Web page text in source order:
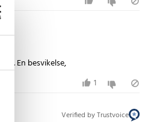
En besvikelse,
1
Verified by Trustvoice